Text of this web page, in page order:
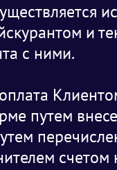
и
с ними.
путем
счетом